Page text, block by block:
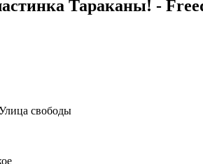
Тараканы! -
свободы